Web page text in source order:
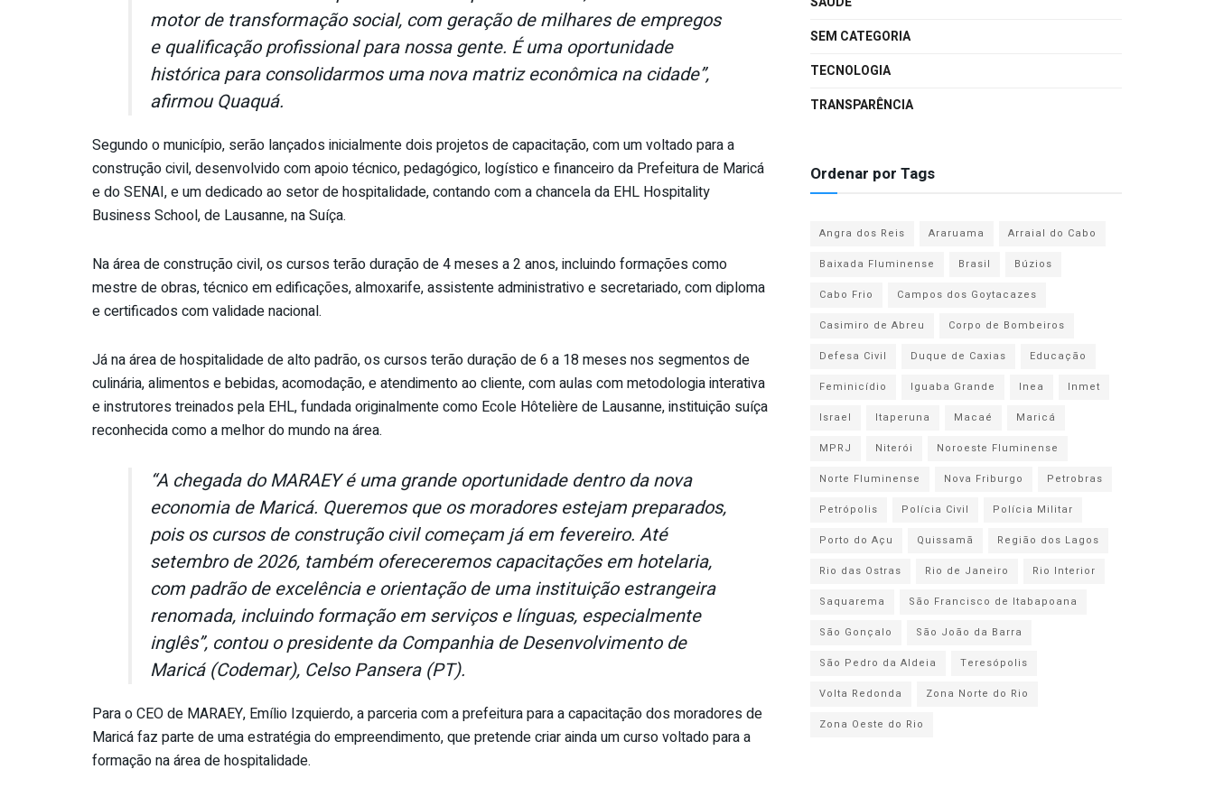
motor de transformação social, com geração de milhares de empregos
e qualificação profissional para nossa gente. É uma oportunidade
histórica para consolidarmos uma nova matriz econômica na cidade”,
afirmou Quaquá.
Segundo o município, serão lançados inicialmente dois projetos de capacitação, com um voltado para a
construção civil, desenvolvido com apoio técnico, pedagógico, logístico e financeiro da Prefeitura de Maricá
e do SENAI, e um dedicado ao setor de hospitalidade, contando com a chancela da EHL Hospitality
Business School, de Lausanne, na Suíça.
Na área de construção civil, os cursos terão duração de 4 meses a 2 anos, incluindo formações como
mestre de obras, técnico em edificações, almoxarife, assistente administrativo e secretariado, com diploma
e certificados com validade nacional.
Já na área de hospitalidade de alto padrão, os cursos terão duração de 6 a 18 meses nos segmentos de
culinária, alimentos e bebidas, acomodação, e atendimento ao cliente, com aulas com metodologia interativa
e instrutores treinados pela EHL, fundada originalmente como Ecole Hôtelière de Lausanne, instituição suíça
reconhecida como a melhor do mundo na área.
“A chegada do MARAEY é uma grande oportunidade dentro da nova
economia de Maricá. Queremos que os moradores estejam preparados,
pois os cursos de construção civil começam já em fevereiro. Até
setembro de 2026, também ofereceremos capacitações em hotelaria,
com padrão de excelência e orientação de uma instituição estrangeira
renomada, incluindo formação em serviços e línguas, especialmente
inglês”, contou o presidente da Companhia de Desenvolvimento de
Maricá (Codemar), Celso Pansera (PT).
Para o CEO de MARAEY, Emílio Izquierdo, a parceria com a prefeitura para a capacitação dos moradores de
Maricá faz parte de uma estratégia do empreendimento, que pretende criar ainda um curso voltado para a
formação na área de hospitalidade.
SEM CATEGORIA
TECNOLOGIA
TRANSPARÊNCIA
Ordenar por Tags
Angra dos Reis Araruama
Arraial do Cabo
Baixada Fluminense
Brasil
Búzios
Cabo Frio
Campos dos Goytacazes
Casimiro de Abreu
Corpo de Bombeiros
Defesa Civil
Duque de Caxias
Educação
Feminicídio
Iguaba Grande Inea
Inmet
Israel
Itaperuna Macaé
Maricá
MPRJ
Niterói
Noroeste Fluminense
Norte Fluminense
Nova Friburgo
Petrobras
Petrópolis
Polícia Civil
Polícia Militar
Porto do Açu
Quissamã
Região dos Lagos
Rio das Ostras
Rio de Janeiro
Rio Interior
Saquarema
São Francisco de Itabapoana
São Gonçalo
São João da Barra
São Pedro da Aldeia
Teresópolis
Volta Redonda
Zona Norte do Rio
Zona Oeste do Rio